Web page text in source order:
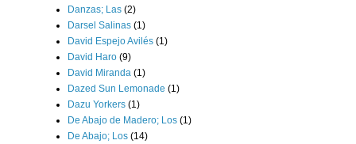
Danzas; Las (2)
Darsel Salinas (1)
David Espejo Avilés (1)
David Haro (9)
David Miranda (1)
Dazed Sun Lemonade (1)
Dazu Yorkers (1)
De Abajo de Madero; Los (1)
De Abajo; Los (14)